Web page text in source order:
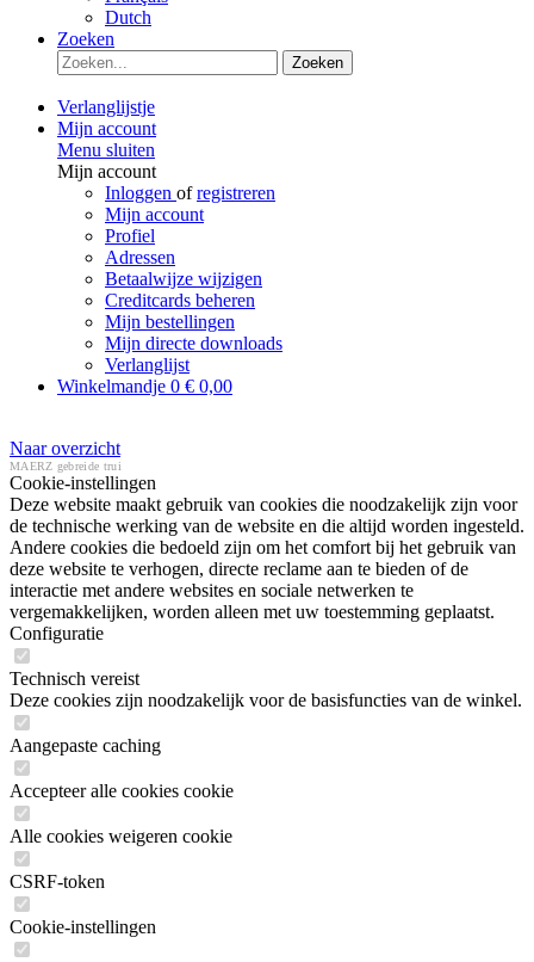
Dutch
Zoeken
Zoeken
Verlanglijstje
Mijn account
Menu sluiten
Mijn account
Inloggen ofregistreren
Mijn account
Profiel
Adressen
Betaalwijze wijzigen
Creditcards beheren
Mijn bestellingen
Mijn directe downloads
Verlanglijst
Winkelmandje 0 € 0,00
Naar overzicht
MAERZ gebreide trui
Cookie-instellingen
Deze website maakt gebruik van cookies die noodzakelijk zijn voor
de technische werking van de website en die altijd worden ingesteld.
Andere cookies die bedoeld zijn om het comfort bij het gebruik van
deze website te verhogen, directe reclame aan te bieden of de
interactie met andere websites en sociale netwerken te
vergemakkelijken, worden alleen met uw toestemming geplaatst.
Configuratie
Technisch vereist
Deze cookies zijn noodzakelijk voor de basisfuncties van de winkel.
Aangepaste caching
Accepteer alle cookies cookie
Alle cookies weigeren cookie
CSRF-token
Cookie-instellingen